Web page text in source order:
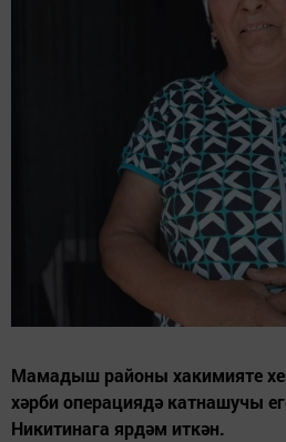
Мамадыш районы хакимияте
хәрби операциядә катнашучы
Никитинага ярдәм иткән.